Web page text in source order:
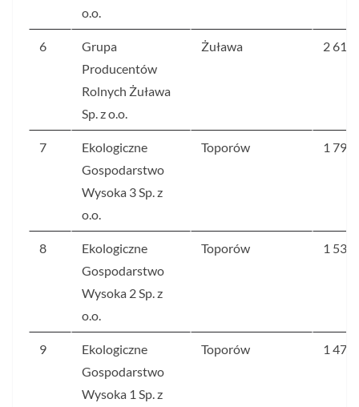
o.o.
6
Grupa
Producentów
Rolnych Żuława
Sp. z o.o.
Żuława 2 617
7
Ekologiczne
Gospodarstwo
Wysoka 3 Sp. z
o.o.
Toporów 1 792
8
Ekologiczne
Gospodarstwo
Wysoka 2 Sp. z
o.o.
Toporów 1 539
9
Ekologiczne
Gospodarstwo
Wysoka 1 Sp. z
Toporów 1 473